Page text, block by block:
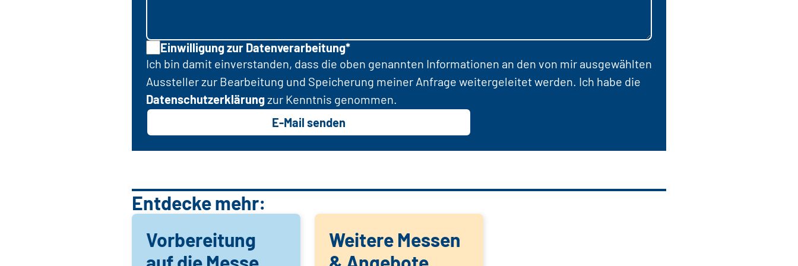
Einwilligung zur Datenverarbeitung*
Ich bin damit einverstanden, dass die oben genannten Informationen an den von mir ausgewählten
Aussteller zur Bearbeitung und Speicherung meiner Anfrage weitergeleitet werden. Ich habe die
Datenschutzerklärungzur Kenntnis genommen.
E-Mail senden
Entdecke mehr:
Vorbereitung
Weitere Messen